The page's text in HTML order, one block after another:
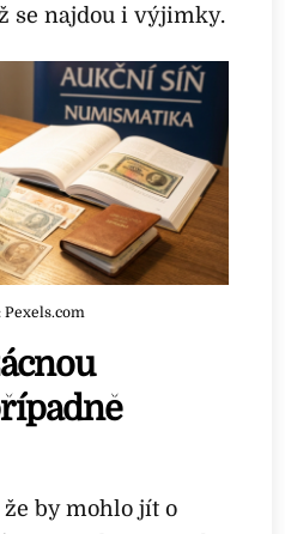
se najdou i výjimky.
Pexels.com
by mohlo jít o